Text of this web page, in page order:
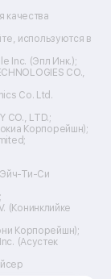
качества
используются в
Inc. (Эпл Инк.);
CO.,
Co. Ltd.
CO., LTD.;
Корпорейшн);
Ти-Си
(Конинклийке
Корпорейшн);
(Асустек